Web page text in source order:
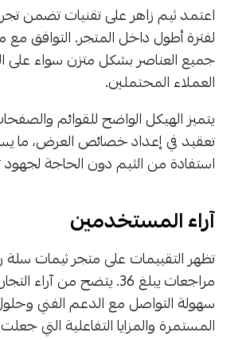
اعتمد ثيم زاهر على تقنيات تضمن
لفترة أطول داخل المتجر. التوافق
جميع العناصر بشكل متزن سواء على
العملاء المحتملين.
يتميز الهيكل الواضح للقوائم
تعقيد في إعداد خصائص العرض، ما
استفادة من الثيم دون الحاجة لجهود
آراء المستخدمين
مراجعات يبلغ 36. يتضح
سهولة التواصل مع الدعم الفني
المستمرة والمزايا التفاعلية التي